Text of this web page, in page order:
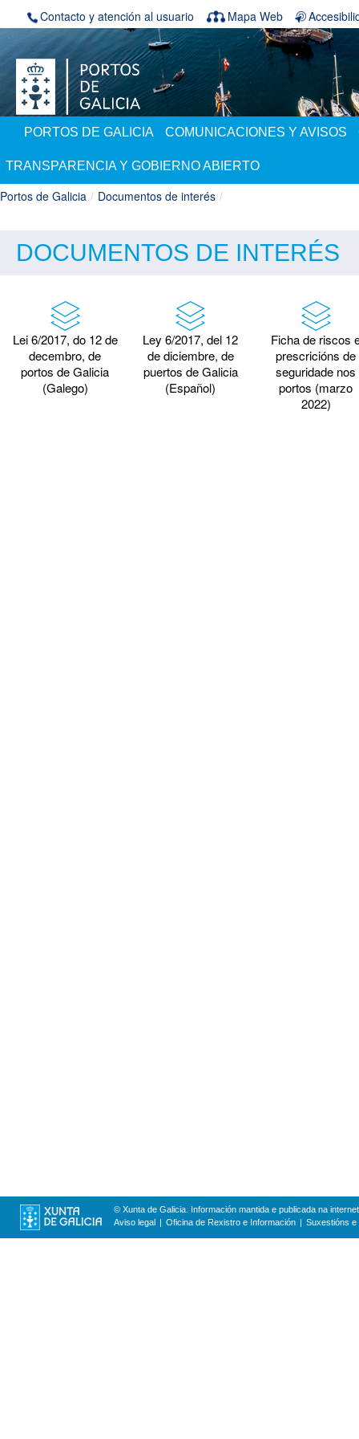
Saltar al contenido
Contacto y atención al usuario Mapa Web
PORTOS DE GALICIA COMUNICACIONES Y AVISOS
TRANSPARENCIA Y GOBIERNO ABIERTO
Portos de Galicia / Documentos de interés /
DOCUMENTOS DE INTERÉS
Lei 6/2017, do 12 de
decembro, de
portos de Galicia
(Galego)
Ley 6/2017, del 12
de diciembre, de
puertos de Galicia
(Español)
Ficha de riscos
prescricións de
seguridade nos
portos (marzo
2022)
© Xunta de Galicia. Información mantida e publicada na
Aviso legal
Oficina de Rexistro e Información Suxestións e